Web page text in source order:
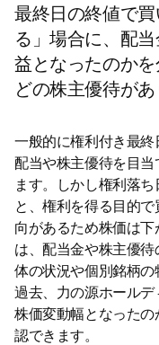
最終日の終値で
る」場合に、配
益となったのか
どの株主優待があ
一般的に権利付き最終
配当や株主優待を目
ます。しかし権利落
と、権利を得る目的
向があるため株価は
は、配当金や株主優
体の状況や個別銘柄
過去、力の源ホール
株価変動幅となった
認できます。